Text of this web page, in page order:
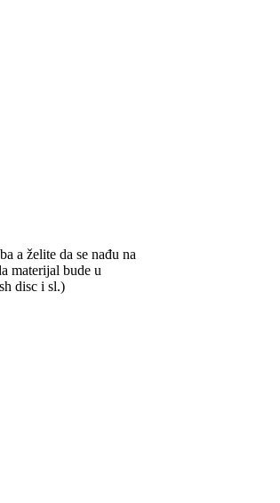
a želite da se nađu na
materijal bude u
disc i sl.)